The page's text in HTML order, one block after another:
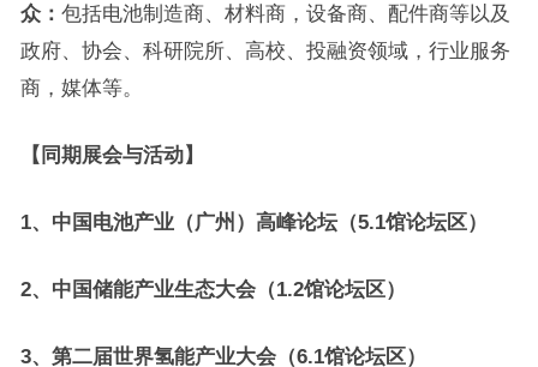
众： 包括电池制造商、材料商，设备商、配件商等以及
政府、协会、科研院所、高校、投融资领域，行业服务
商，媒体等。
【同期展会与活动】
1、 中国电池产业（广州）高峰论坛（5.1馆论坛区）
2、 中国储能产业生态大会（1.2馆论坛区）
3、 第二届世界氢能产业大会（6.1馆论坛区）